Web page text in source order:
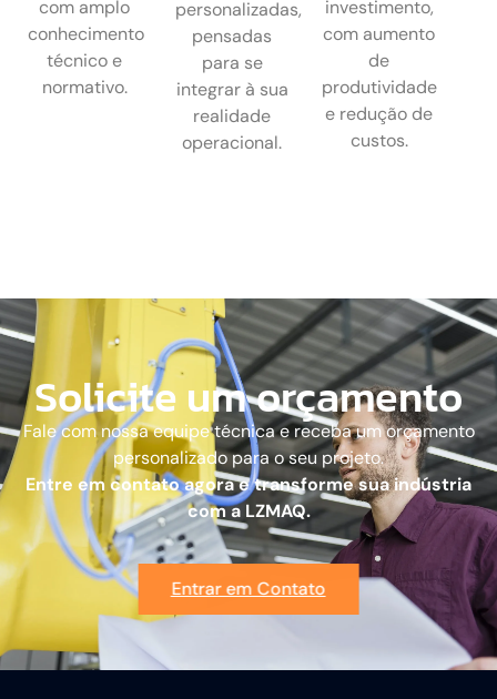
com amplo
conhecimento
técnico e
normativo.
personalizadas,
pensadas
para se
integrar à sua
realidade
operacional.
investimento,
com aumento
de
produtividade
e redução de
custos.
Solicite um orçamento
Fale com nossa equipe técnica e receba um orçamento
personalizado para o seu projeto.
Entre em contato agora e transforme sua indústria
com a LZMAQ.
Entrar em Contato